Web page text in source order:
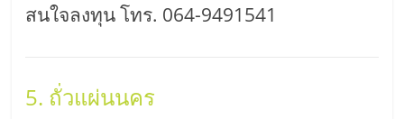
สนใจลงทุน โทร. 064-9491541
5. ถั่วแผ่นนคร